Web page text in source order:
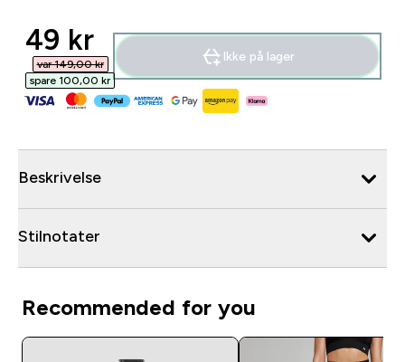
discounted price
49 kr‎
var 149,00 kr‎
spare 100,00 kr‎
Ikke på lager
Beskrivelse
Stilnotater
Recommended for you